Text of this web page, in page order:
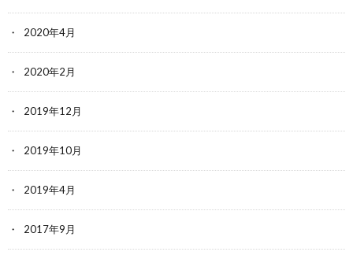
2020年4月
2020年2月
2019年12月
2019年10月
2019年4月
2017年9月